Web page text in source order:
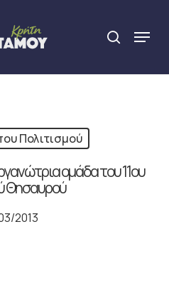
search
Menu
Πολιτισμού
ομάδα του 11ου
Θησαυρού
2013
Close